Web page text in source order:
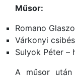
Műsor:
Romano
Várkonyi
Sulyok Péter –
A műsor után